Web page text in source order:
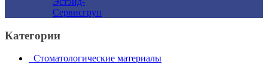
Сервисгруп
Категории
Стоматологические материалы